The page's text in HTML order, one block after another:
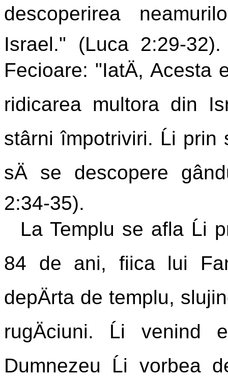
descoperirea
Israel." (Luca 2:29-
Fecioare: "IatÄ, Acesta
ridicarea multora din
stârni împotriviri. Ĺi
sÄ se descopere
2:34-35).
La Templu se afla Ĺi
84 de ani, fiica lui
depÄrta de templu,
rugÄciuni. Ĺi
Dumnezeu Ĺi vorbea